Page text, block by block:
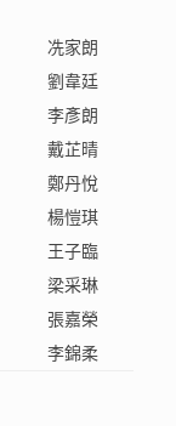
冼家朗
劉韋廷
李彥朗
戴芷晴
鄭丹悅
楊愷琪
王子臨
梁采琳
張嘉榮
李錦柔